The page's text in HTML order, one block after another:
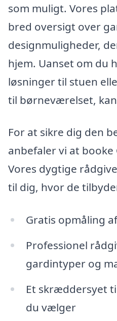
som muligt. Vores
bred oversigt over
designmuligheder,
hjem. Uanset om du
løsninger til stuen
til børneværelset,
For at sikre dig den
anbefaler vi at booke
Vores dygtige
til dig, hvor de
Gratis opmåling
Professionel
gardintyper og
Et skræddersyet
du vælger